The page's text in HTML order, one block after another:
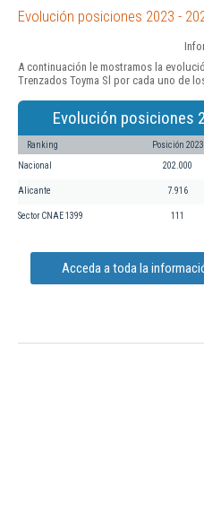
Evolución posiciones 2023 -
A continuación le mostramos la
Trenzados Toyma Sl por cada uno de
Evolución posiciones
Ranking Posición 2023
Nacional 202.000
Alicante 7.916
Sector CNAE 1399 111
Acceda a toda la